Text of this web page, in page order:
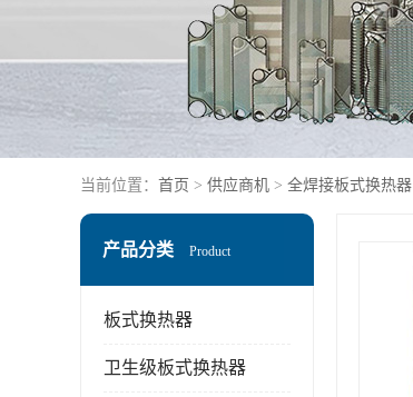
当前位置： 首页 > 供应商机 > 全焊接板式换热器
产品分类 Product
板式换热器
卫生级板式换热器